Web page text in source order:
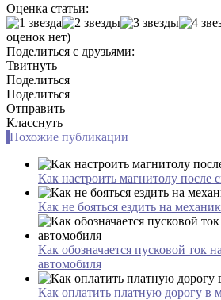
Оценка статьи:
оценок нет)
Поделиться с друзьями:
Твитнуть
Поделиться
Поделиться
Отправить
Класснуть
Похожие публикации
Как настроить магнитолу после
Как не бояться ездить на
Как обозначается пусковой ток
автомобиля
Как оплатить платную дорогу в